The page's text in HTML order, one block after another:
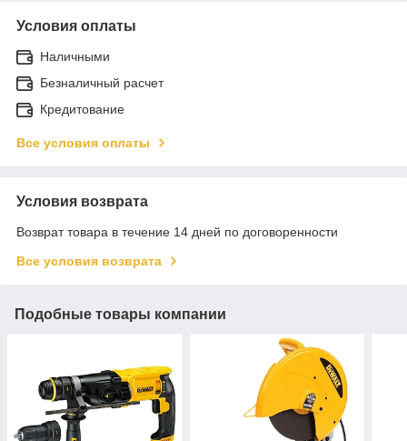
Условия оплаты
Наличными
Безналичный расчет
Кредитование
Все условия оплаты
Условия возврата
Возврат товара в течение 14 дней по договоренности
Все условия возврата
Подобные товары компании